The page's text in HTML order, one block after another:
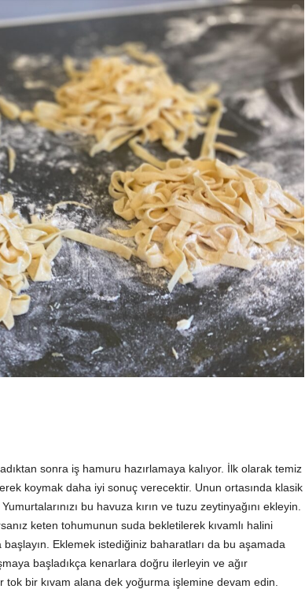
sonra iş hamuru hazırlamaya kalıyor. İlk olarak temiz
koymak daha iyi sonuç verecektir. Unun ortasında klasik
bu havuza kırın ve tuzu zeytinyağını ekleyin.
keten tohumunun suda bekletilerek kıvamlı halini
başlayın. Eklemek istediğiniz baharatları da bu aşamada
başladıkça kenarlara doğru ilerleyin ve ağır
bir kıvam alana dek yoğurma işlemine devam edin.